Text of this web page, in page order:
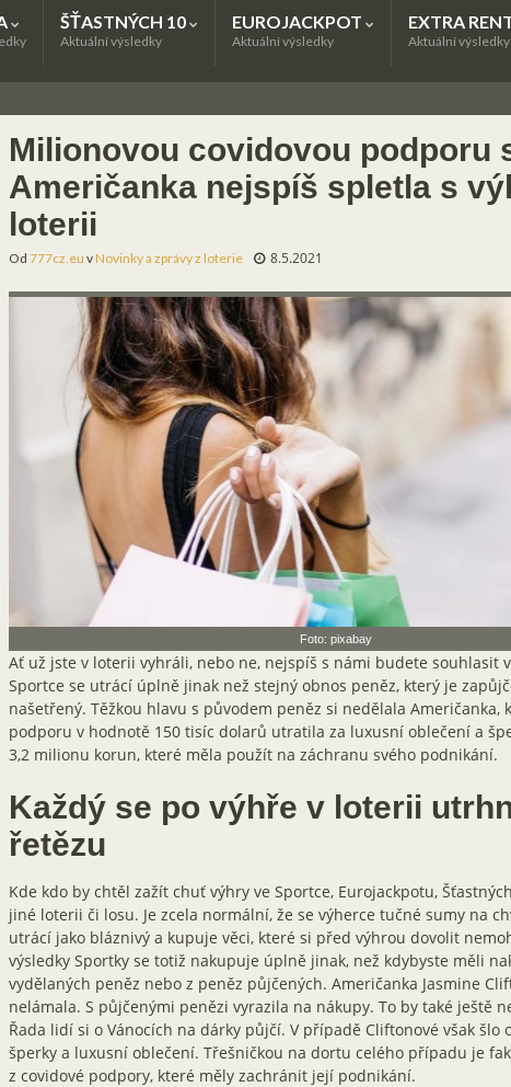
ŠŤASTNÝCH 10
Aktuální výsledky
EUROJACKPOT
Aktuální výsledky
EXTRA
Aktuální výsledky
Milionovou covidovou podporu
Američanka nejspíš spletla s
loterii
Od 777cz.eu vNovinky a zprávy z loterie 8.5.2021
Foto: pixabay
Ať už jste v loterii vyhráli, nebo ne, nejspíš s námi budete souhlasit
Sportce se utrácí úplně jinak než stejný obnos peněz, který je
našetřený. Těžkou hlavu s původem peněz si nedělala Američanka,
podporu v hodnotě 150 tisíc dolarů utratila za luxusní oblečení a
3,2 milionu korun, které měla použít na záchranu svého podnikání.
Každý se po výhře v loterii
řetězu
Kde kdo by chtěl zažít chuť výhry ve Sportce, Eurojackpotu,
jiné loterii či losu. Je zcela normální, že se výherce tučné sumy na
utrácí jako bláznivý a kupuje věci, které si před výhrou dovolit
výsledky Sportky se totiž nakupuje úplně jinak, než kdybyste měli
vydělaných peněz nebo z peněz půjčených. Američanka Jasmine
nelámala. S půjčenými penězi vyrazila na nákupy. To by také ještě
Řada lidí si o Vánocích na dárky půjčí. V případě Cliftonové však šlo
šperky a luxusní oblečení. Třešničkou na dortu celého případu je
z covidové podpory, které měly zachránit její podnikání.